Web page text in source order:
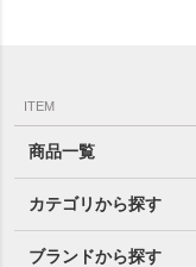
ITEM
商品一覧
カテゴリから探す
ブランドから探す